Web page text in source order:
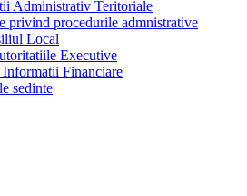
Administrativ Teritoriale
privind procedurile admnistrative
Local
Executive
Financiare
sedinte